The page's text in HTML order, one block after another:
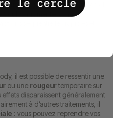
pour augmenter la force et
Sculpt augmente la masse
il est possible de ressentir une
ou une rougeurtemporaire sur
effets disparaissent généralement
à d’autres traitements, il
: vous pouvez reprendre vos